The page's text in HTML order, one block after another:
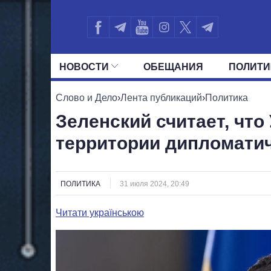
НОВОСТИ ОБЕЩАНИЯ
ВСЕ ПОЛИТИКИ ПРЕЗИДЕНТ И
Слово и Дело›Лента публикаций›Политика
Зеленский считает,
территории
ПОЛИТИКА 31 июля 2024, 20:49
Читати українською